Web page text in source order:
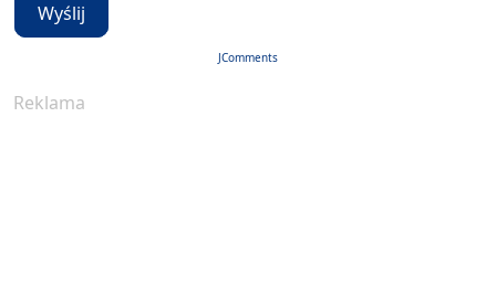
Wyślij
JComments
Reklama